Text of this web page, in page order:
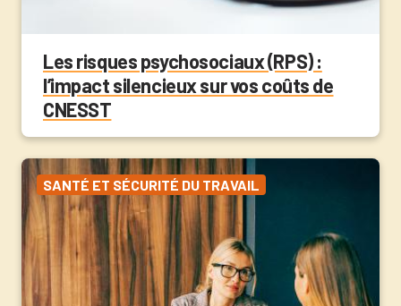
Les risques psychosociaux (RPS) :
l’impact silencieux sur vos coûts de
CNESST
SANTÉ ET SÉCURITÉ DU TRAVAIL